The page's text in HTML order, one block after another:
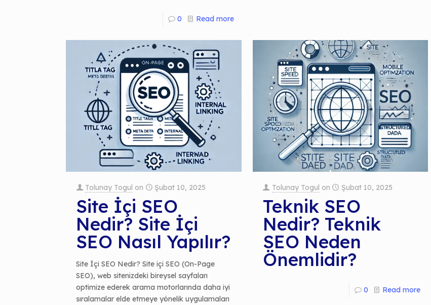
0 Read more
Tolunay Togul on Şubat 10, 2025
Site İçi SEO
Nedir? Site İçi
SEO Nasıl Yapılır?
Site İçi SEO Nedir? Site içi SEO (On-Page
SEO), web sitenizdeki bireysel sayfaları
optimize ederek arama motorlarında daha iyi
sıralamalar elde etmeye yönelik uygulamaları
Tolunay Togul on Şubat 10, 2025
Teknik SEO
Nedir? Teknik
SEO Neden
Önemlidir?
0 Read more